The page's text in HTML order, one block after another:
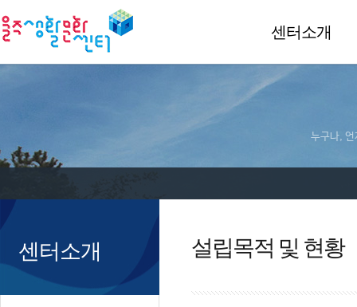
센터소개
누구나, 언
센터소개 설립목적 및 현황